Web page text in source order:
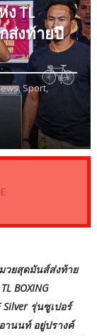
TL
กส่งท้ายปี
Sport,
วยสุดมันส์ส่งท้าย
BOXING
Silver รุ่นซูเปอร์
านนท์ อยู่ปรางค์